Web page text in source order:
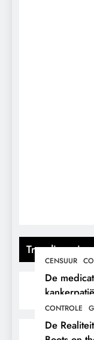
Trending
CENSUUR
De
hun eigen
CONTROLE
De